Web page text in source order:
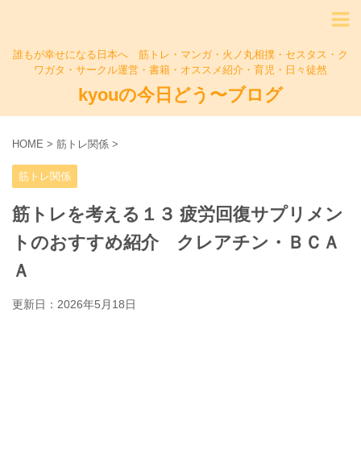
誰もが幸せになる日本へ 筋トレ・マンガ・火ノ丸相撲・セスタス・ク
ワガタ・サークル運営・書籍・オススメ紹介・育児・日々徒然
kyouの今日どう〜ブログ
HOME > 筋トレ関係 >
筋トレ関係
筋トレを考える１３ 疲労回復サプリメン
トのおすすめ紹介 クレアチン・ＢＣＡ
Ａ
更新日： 2026年5月18日